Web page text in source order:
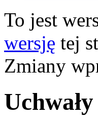
To jest
wersję tej
Zmiany